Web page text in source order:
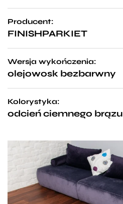
Producent:
FINISHPARKIET
Wersja wykończenia:
olejowosk bezbarwny
Kolorystyka:
odcień ciemnego brązu